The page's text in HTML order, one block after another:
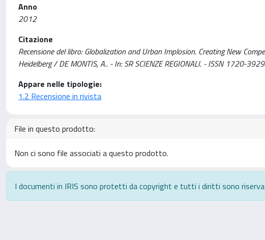
Anno
2012
Citazione
Recensione del libro: Globalization and Urban Implosion. Creating New
Heidelberg / DE MONTIS, A.. - In: SR SCIENZE REGIONALI. - ISSN 1720-
Appare nelle tipologie:
1.2 Recensione in rivista
File in questo prodotto:
Non ci sono file associati a questo prodotto.
I documenti in IRIS sono protetti da copyright e tutti i diritti sono